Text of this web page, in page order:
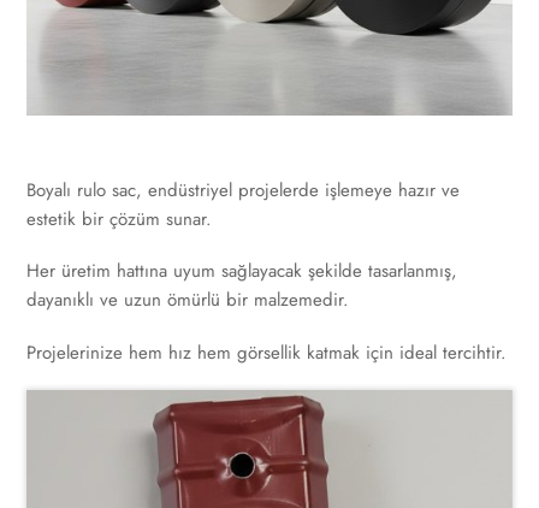
Boyalı rulo sac, endüstriyel projelerde işlemeye hazır ve
estetik bir çözüm sunar.
Her üretim hattına uyum sağlayacak şekilde tasarlanmış,
dayanıklı ve uzun ömürlü bir malzemedir.
Projelerinize hem hız hem görsellik katmak için ideal tercihtir.